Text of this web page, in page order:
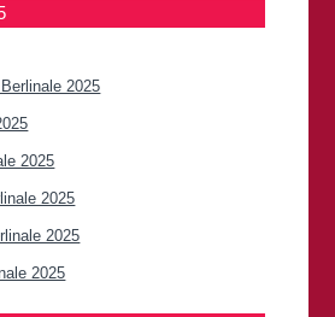
2025
2025
2025
2025
2025